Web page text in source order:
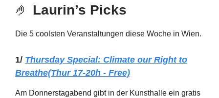
🤌 Laurin’s Picks
Die 5 coolsten Veranstaltungen diese Woche in Wien.
1/ Thursday Special: Climate our Right to
Breathe(Thur 17-20h - Free)
Am Donnerstagabend gibt in der Kunsthalle ein gratis